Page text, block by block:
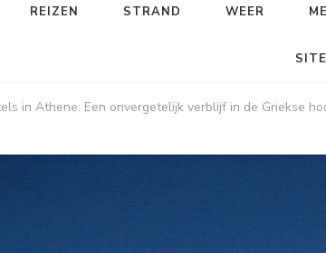
REIZEN STRAND WEER
in Athene: Een onvergetelijk verblijf in de Griekse